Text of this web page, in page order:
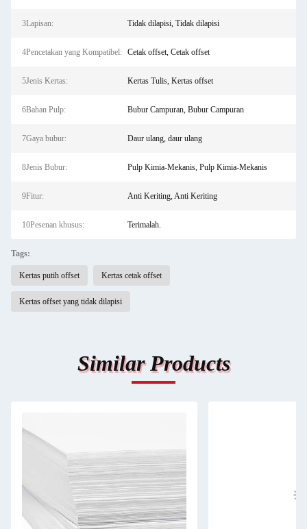
3Lapisan: Tidak dilapisi, Tidak dilapisi
4Pencetakan yang Kompatibel: Cetak offset, Cetak offset
5Jenis Kertas: Kertas Tulis, Kertas offset
6Bahan Pulp: Bubur Campuran, Bubur Campuran
7Gaya bubur: Daur ulang, daur ulang
8Jenis Bubur: Pulp Kimia-Mekanis, Pulp Kimia-Mekanis
9Fitur: Anti Keriting, Anti Keriting
10Pesenan khusus: Terimalah.
Tags:
Kertas putih offset Kertas cetak offset
Kertas offset yang tidak dilapisi
Similar Products